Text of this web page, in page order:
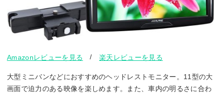
Amazonレビューを見る /楽天レビューを見る
大型ミニバンなどにおすすめのヘッドレストモニター。11型の大
画面で迫力のある映像を楽しめます。また、車内の明るさに合わ